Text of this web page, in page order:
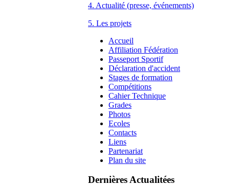
4. Actualité (presse, événements)
5. Les projets
Accueil
Affiliation Fédération
Passeport Sportif
Déclaration d'accident
Stages de formation
Compétitions
Cahier Technique
Grades
Photos
Ecoles
Contacts
Liens
Partenariat
Plan du site
Dernières Actualitées